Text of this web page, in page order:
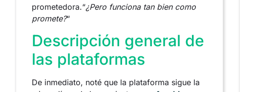
prometedora.“¿Pero funciona tan bien como
promete?“
Descripción general de
las plataformas
De inmediato, noté que la plataforma sigue la